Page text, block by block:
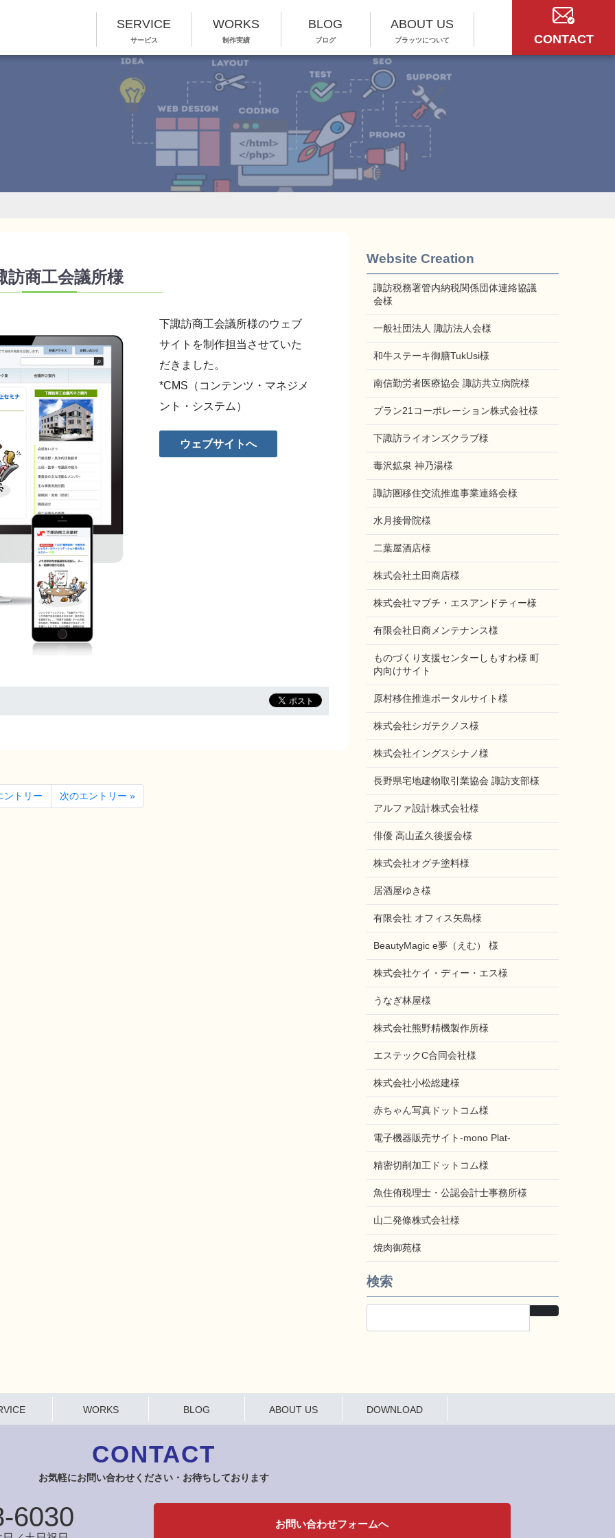
SERVICE
サービス
WORKS
制作実績
BLOG
ブログ
ABOUT US
プラッツについて CONTACT
訪商工会議所様
下諏訪商工会議所様のウェブ
サイトを制作担当させていた
だきました。
*CMS（コンテンツ・マネジメ
ント・システム）
ウェブサイトへ
ントリー 次のエントリー »
Website Creation
諏訪税務署管内納税関係団体連絡協議
会様
一般社団法人 諏訪法人会様
和牛ステーキ御膳TukUsi様
南信勤労者医療協会 諏訪共立病院様
プラン21コーポレーション株式会社様
下諏訪ライオンズクラブ様
毒沢鉱泉 神乃湯様
諏訪圏移住交流推進事業連絡会様
水月接骨院様
二葉屋酒店様
株式会社土田商店様
株式会社マブチ・エスアンドティー様
有限会社日商メンテナンス様
ものづくり支援センターしもすわ様 町
内向けサイト
原村移住推進ポータルサイト様
株式会社シガテクノス様
株式会社イングスシナノ様
長野県宅地建物取引業協会 諏訪支部様
アルファ設計株式会社様
俳優 高山孟久後援会様
株式会社オグチ塗料様
居酒屋ゆき様
有限会社 オフィス矢島様
BeautyMagic e夢（えむ） 様
株式会社ケイ・ディー・エス様
うなぎ林屋様
株式会社熊野精機製作所様
エステックC合同会社様
株式会社小松総建様
赤ちゃん写真ドットコム様
電子機器販売サイト-mono Plat-
精密切削加工ドットコム様
魚住侑税理士・公認会計士事務所様
山二発條株式会社様
焼肉御苑様
検索
検索
WORKS BLOG ABOUT US DOWNLOAD
CONTACT
お気軽にお問い合わせください・お待ちしております
6030 お問い合わせフォームへ